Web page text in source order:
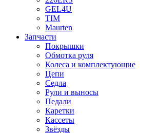
GEL4U
TIM
Maurten
Запчасти
Покрышки
Обмотка руля
Колеса и комплектующие
Цепи
Седла
Рули и выносы
Педали
Каретки
Кассеты
Звёзды